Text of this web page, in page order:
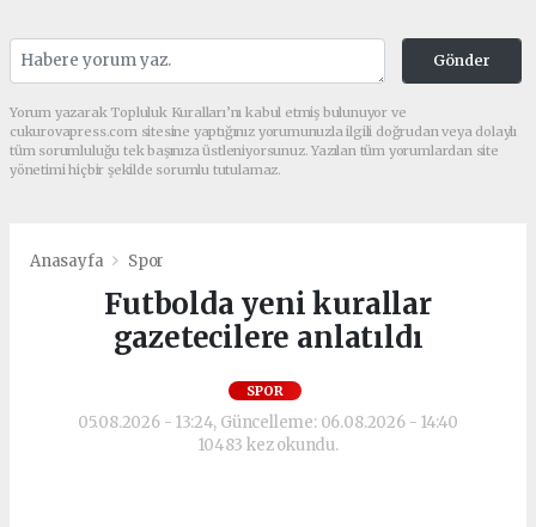
Gönder
Yorum yazarak Topluluk Kuralları’nı kabul etmiş bulunuyor ve
cukurovapress.com sitesine yaptığınız yorumunuzla ilgili doğrudan veya dolaylı
tüm sorumluluğu tek başınıza üstleniyorsunuz. Yazılan tüm yorumlardan site
yönetimi hiçbir şekilde sorumlu tutulamaz.
Anasayfa Spor
Futbolda yeni kurallar
gazetecilere anlatıldı
SPOR
05.08.2026 - 13:24, Güncelleme: 06.08.2026 - 14:40
10483 kez okundu.